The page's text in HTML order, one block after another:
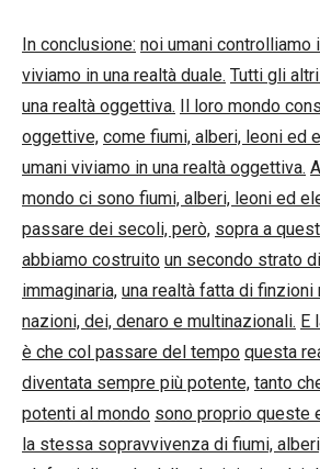
In conclusione: noi umani controlliamo
viviamo in una realtà duale. Tutti gli
una realtà oggettiva. Il loro mondo
oggettive, come fiumi, alberi, leoni ed
umani viviamo in una realtà oggettiva.
mondo ci sono fiumi, alberi, leoni ed
passare dei secoli, però, sopra a
abbiamo costruito un secondo strato
immaginaria, una realtà fatta di finzioni
nazioni, dei, denaro e multinazionali. E
è che col passare del tempo questa
diventata sempre più potente, tanto
potenti al mondo sono proprio queste
la stessa sopravvivenza di fiumi,